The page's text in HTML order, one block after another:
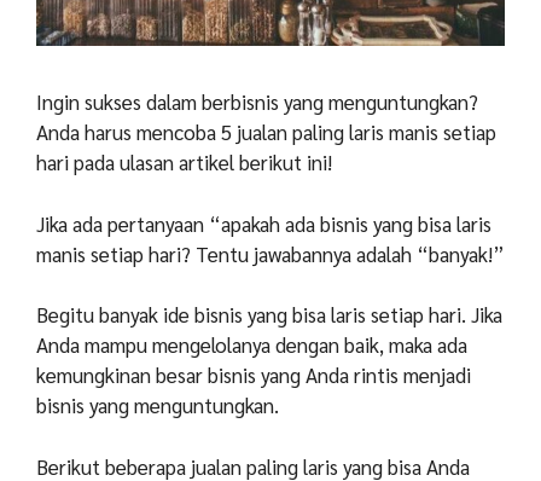
Ingin sukses dalam berbisnis yang menguntungkan?
Anda harus mencoba 5 jualan paling laris manis setiap
hari pada ulasan artikel berikut ini!
Jika ada pertanyaan “apakah ada bisnis yang bisa laris
manis setiap hari? Tentu jawabannya adalah “banyak!”
Begitu banyak ide bisnis yang bisa laris setiap hari. Jika
Anda mampu mengelolanya dengan baik, maka ada
kemungkinan besar bisnis yang Anda rintis menjadi
bisnis yang menguntungkan.
Berikut beberapa jualan paling laris yang bisa Anda